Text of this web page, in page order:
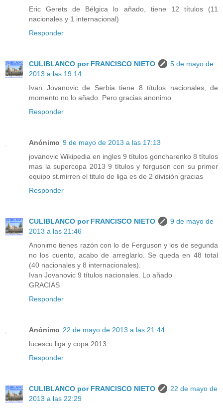
Eric Gerets de Bélgica lo añado, tiene 12 títulos (11
nacionales y 1 internacional)
Responder
CULIBLANCO por FRANCISCO NIETO
5 de mayo de
2013 a las 19:14
Ivan Jovanovic de Serbia tiene 8 títulos nacionales, de
momento no lo añado. Pero gracias anonimo
Responder
Anónimo 9 de mayo de 2013 a las 17:13
jovanovic Wikipedia en ingles 9 títulos goncharenko 8 títulos
mas la supercopa 2013 9 títulos y ferguson con su primer
equipo st.mirren el titulo de liga es de 2 división gracias
Responder
CULIBLANCO por FRANCISCO NIETO
9 de mayo de
2013 a las 21:46
Anonimo tienes razón con lo de Ferguson y los de segunda
no los cuento, acabo de arreglarlo. Se queda en 48 total
(40 nacionales y 8 internacionales).
Ivan Jovanovic 9 títulos nacionales. Lo añado
GRACIAS
Responder
Anónimo 22 de mayo de 2013 a las 21:44
lucescu liga y copa 2013...
Responder
CULIBLANCO por FRANCISCO NIETO
22 de mayo de
2013 a las 22:29